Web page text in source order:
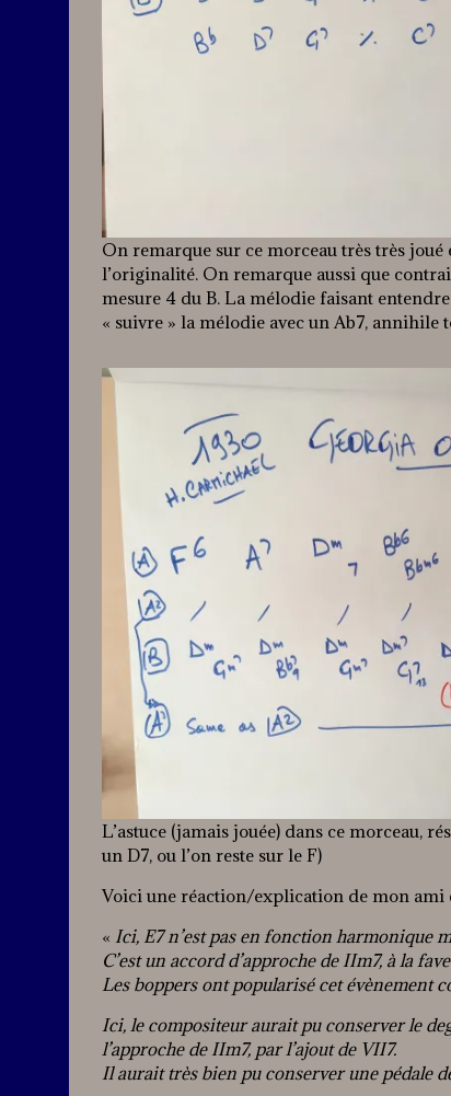
On remarque sur ce morceau très très
l’originalité. On remarque aussi que
mesure 4 du B. La mélodie faisant
« suivre » la mélodie avec un Ab7, annihile
L’astuce (jamais jouée) dans ce morceau,
un D7, ou l’on reste sur le F)
Voici une réaction/explication de mon
« Ici, E7 n’est pas en fonction harmonique
C’est un accord d’approche de IIm7, à la
Les boppers ont popularisé cet évènement
Ici, le compositeur aurait pu conserver le
l’approche de IIm7, par l’ajout de VII7.
Il aurait très bien pu conserver une pédale